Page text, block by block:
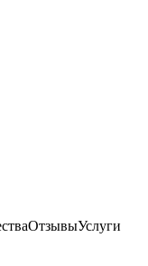
ОтзывыУслуги